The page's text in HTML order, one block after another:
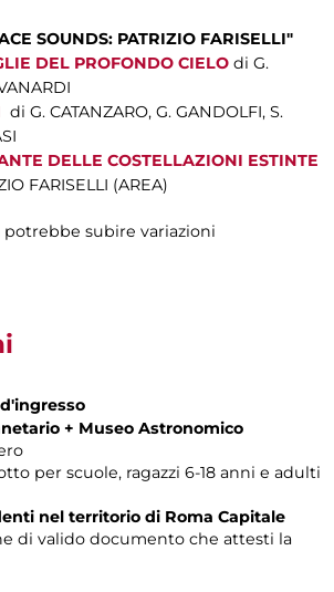
SOUNDS: PATRIZIO FARISELLI"
DEL PROFONDO CIELO di G.
di G. CATANZARO, G. GANDOLFI, S.
DELLE COSTELLAZIONI ESTINTE
FARISELLI (AREA)
subire variazioni
+ Museo Astronomico
per scuole, ragazzi 6-18 anni e adulti
nel territorio di Roma Capitale
di valido documento che attesti la